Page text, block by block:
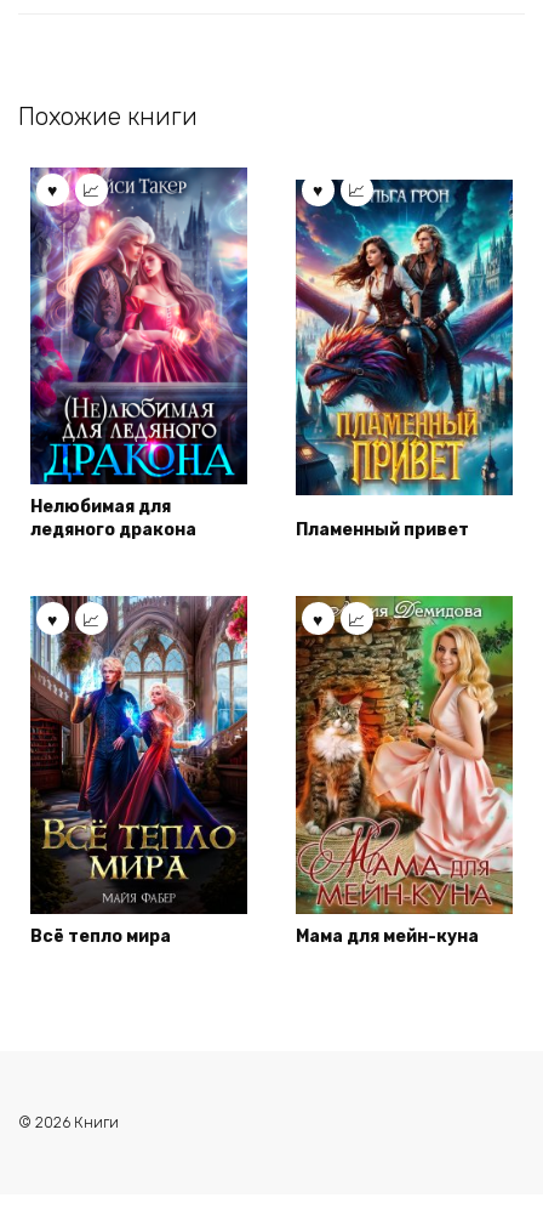
Похожие книги
Нелюбимая для
ледяного дракона
Пламенный привет
Всё тепло мира Мама для мейн-куна
© 2026 Книги